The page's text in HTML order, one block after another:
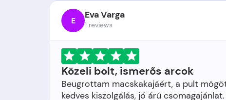
E Eva Varga
1 reviews
Közeli bolt, ismerős arcok
Beugrottam macskakajáért, a pult